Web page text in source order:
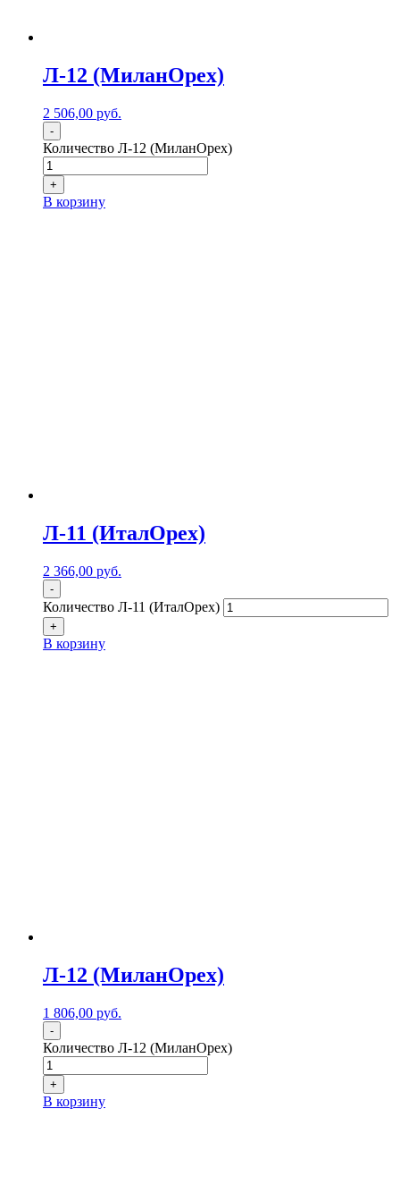
Л-12 (МиланОрех)
2 506,00 руб.
-
Количество Л-12 (МиланОрех)
+
В корзину
Л-11 (ИталОрех)
2 366,00 руб.
-
Количество Л-11 (ИталОрех)
+
В корзину
Л-12 (МиланОрех)
1 806,00 руб.
-
Количество Л-12 (МиланОрех)
+
В корзину